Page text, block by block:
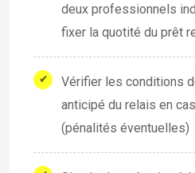
deux professionnels
fixer la quotité du prêt
Vérifier les conditions
anticipé du relais en
(pénalités éventuelles)